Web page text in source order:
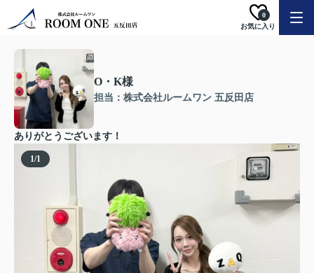
お気に入り
0
O・K様
担当：株式会社ルームワン 五反田店
ありがとうございます！
1/1